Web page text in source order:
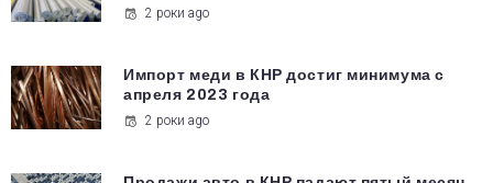
2 роки ago
Импорт меди в КНР достиг минимума с
апреля 2023 года
2 роки ago